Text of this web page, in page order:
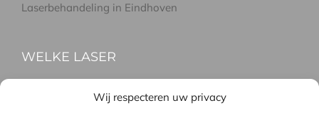
Wij respecteren uw privacy
Laserbehandeling in Eindhoven
WELKE LASER
Laseren met de Alma-Q
Laseren met de Soprano pro